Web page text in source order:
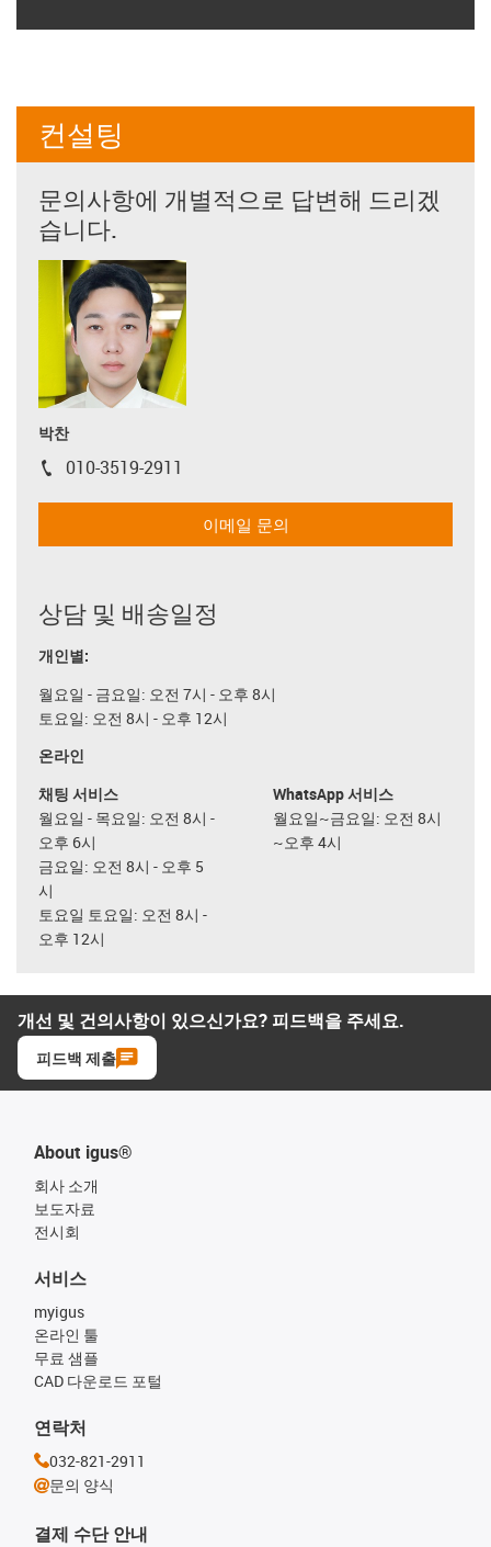
컨설팅
문의사항에 개별적으로 답변해 드리겠
습니다.
박찬
igus-icon-phone
010-3519-2911
이메일 문의
상담 및 배송일정
개인별:
월요일 - 금요일: 오전 7시 - 오후 8시
토요일: 오전 8시 - 오후 12시
온라인
채팅 서비스
월요일 - 목요일: 오전 8시 -
오후 6시
금요일: 오전 8시 - 오후 5
시
토요일 토요일: 오전 8시 -
오후 12시
WhatsApp 서비스
월요일~금요일: 오전 8시
~오후 4시
개선 및 건의사항이 있으신가요? 피드백을 주세요.
피드백 제출
About igus®
회사 소개
보도자료
전시회
결제 수단 안내
서비스
myigus
온라인 툴
무료 샘플
CAD 다운로드 포털
연락처
032-821-2911
문의 양식